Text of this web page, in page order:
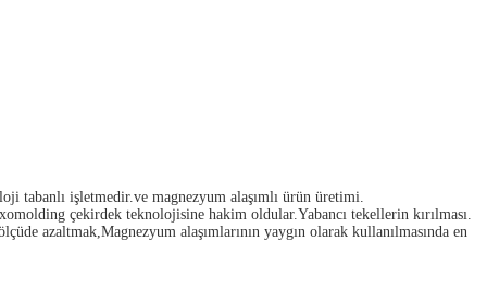
tabanlı işletmedir.ve magnezyum alaşımlı ürün üretimi.
çekirdek teknolojisine hakim oldular.Yabancı tekellerin kırılması.
azaltmak,Magnezyum alaşımlarının yaygın olarak kullanılmasında en